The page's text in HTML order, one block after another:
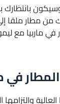
من مطار
مع
في